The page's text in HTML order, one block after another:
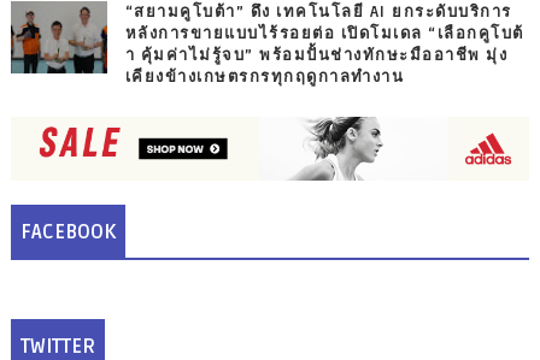
“สยามคูโบต้า” ดึง เทคโนโลยี AI ยกระดับบริการ
หลังการขายแบบไร้รอยต่อ เปิดโมเดล “เลือกคูโบต้
า คุ้มค่าไม่รู้จบ” พร้อมปั้นช่างทักษะมืออาชีพ มุ่ง
เคียงข้างเกษตรกรทุกฤดูกาลทำงาน
FACEBOOK
TWITTER